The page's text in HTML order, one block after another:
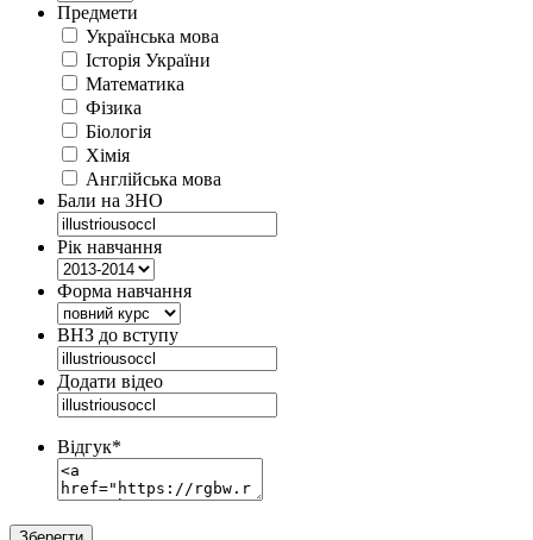
Предмети
Українська мова
Історія України
Математика
Фізика
Біологія
Хімія
Англійська мова
Бали на ЗНО
Рік навчання
Форма навчання
ВНЗ до вступу
Додати відео
Відгук*